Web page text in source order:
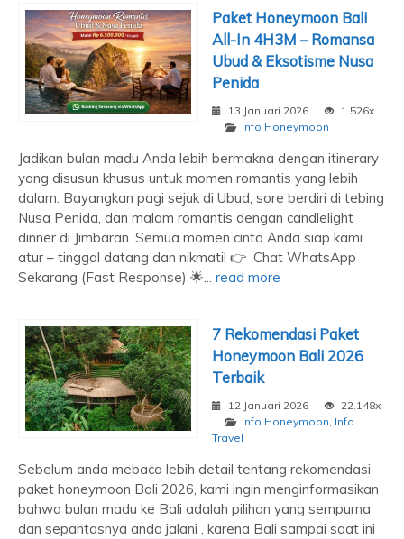
Paket Honeymoon Bali
All-In 4H3M – Romansa
Ubud & Eksotisme Nusa
Penida
13 Januari 2026
1.526x
Info Honeymoon
Jadikan bulan madu Anda lebih bermakna dengan itinerary
yang disusun khusus untuk momen romantis yang lebih
dalam. Bayangkan pagi sejuk di Ubud, sore berdiri di tebing
Nusa Penida, dan malam romantis dengan candlelight
dinner di Jimbaran. Semua momen cinta Anda siap kami
atur – tinggal datang dan nikmati! 👉 Chat WhatsApp
Sekarang (Fast Response) 🌟... read more
7 Rekomendasi Paket
Honeymoon Bali 2026
Terbaik
12 Januari 2026
22.148x
Info Honeymoon, Info
Travel
Sebelum anda mebaca lebih detail tentang rekomendasi
paket honeymoon Bali 2026, kami ingin menginformasikan
bahwa bulan madu ke Bali adalah pilihan yang sempurna
dan sepantasnya anda jalani , karena Bali sampai saat ini